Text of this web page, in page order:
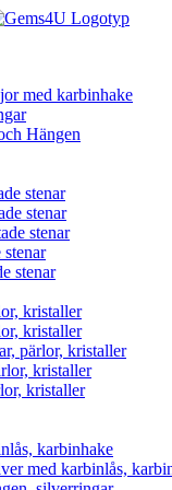
med karbinhake
Hängen
stenar
stenar
stenar
stenar
kristaller
kristaller
pärlor, kristaller
kristaller
kristaller
karbinhake
med karbinlås,